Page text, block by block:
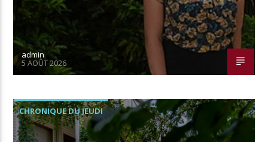
admin
5 AOÛT 2026
CHRONIQUE DU JEUDI